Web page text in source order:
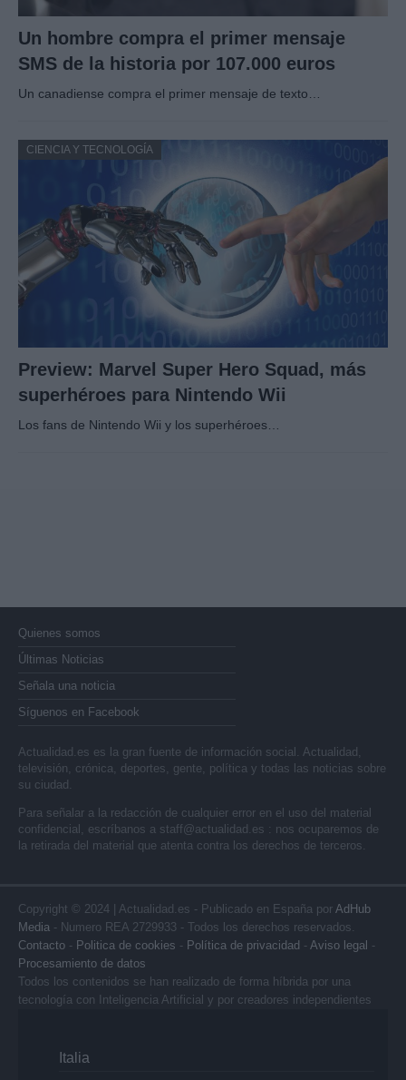
Un hombre compra el primer mensaje
SMS de la historia por 107.000 euros
Un canadiense compra el primer mensaje de texto…
CIENCIA Y TECNOLOGÍA
Preview: Marvel Super Hero Squad, más
superhéroes para Nintendo Wii
Los fans de Nintendo Wii y los superhéroes…
Quienes somos
Últimas Noticias
Señala una noticia
Síguenos en Facebook
Actualidad.es es la gran fuente de información social. Actualidad,
televisión, crónica, deportes, gente, política y todas las noticias sobre
su ciudad.
Para señalar a la redacción de cualquier error en el uso del material
confidencial, escríbanos a staff@actualidad.es : nos ocuparemos de
la retirada del material que atenta contra los derechos de terceros.
Copyright © 2024 | Actualidad.es - Publicado en España por AdHub
Media - Numero REA 2729933 - Todos los derechos reservados.
Contacto - Politica de cookies - Política de privacidad - Aviso legal -
Procesamiento de datos
Todos los contenidos se han realizado de forma híbrida por una
tecnología con Inteligencia Artificial y por creadores independientes
Italia